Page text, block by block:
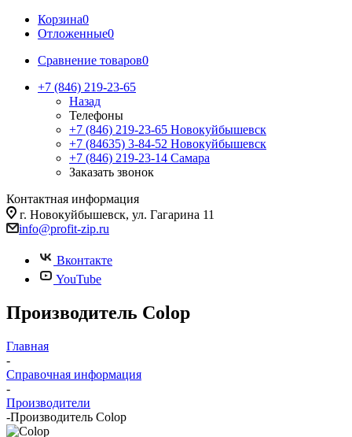
Корзина0
Отложенные0
Сравнение товаров0
+7 (846) 219-23-65
Назад
Телефоны
+7 (846) 219-23-65 Новокуйбышевск
+7 (84635) 3-84-52 Новокуйбышевск
+7 (846) 219-23-14 Самара
Заказать звонок
Контактная информация
г. Новокуйбышевск, ул. Гагарина 11
info@profit-zip.ru
Вконтакте
YouTube
Производитель Colop
Главная
-
Справочная информация
-
Производители
-Производитель Colop